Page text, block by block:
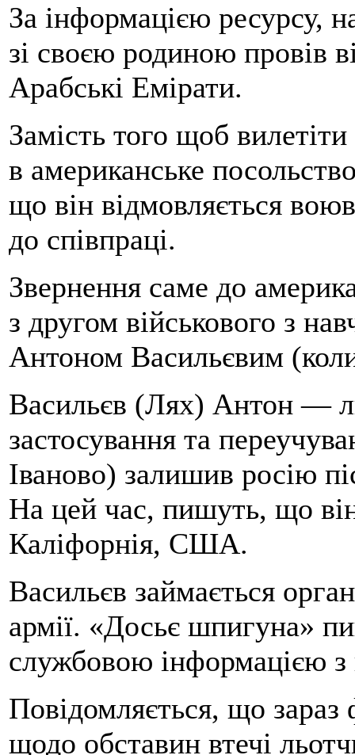
За інформацією ресурсу,
зі своєю родиною провів
Арабські Емірати.
Замість того щоб вилетіти
в американське
що він відмовляється
до співпраці.
Звернення саме до
з другом військового з
Антоном Васильєвим
Васильєв (Лях) Антон —
застосування та
Іваново) залишив росію
На цей час, пишуть, що
Каліфорнія, США.
Васильєв займається
армії. «Досьє шпигуна»
службовою інформацією з
Повідомляється, що зараз
щодо обставин втечі